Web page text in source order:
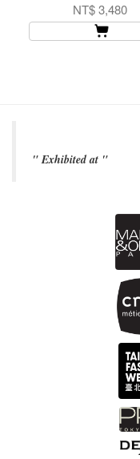
NT$ 3,480
" Exhibited at "